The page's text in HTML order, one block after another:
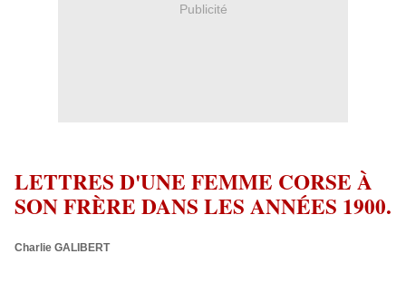
Publicité
LETTRES D'UNE FEMME CORSE À
SON FRÈRE DANS LES ANNÉES 1900.
Charlie GALIBERT